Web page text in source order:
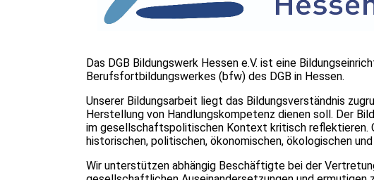
Das DGB Bildungswerk Hessen e.V. ist eine
Berufsfortbildungswerkes (bfw) des DGB in Hessen.
Unserer Bildungsarbeit liegt das Bildungsverständnis
Herstellung von Handlungskompetenz dienen soll. Der
im gesellschaftspolitischen Kontext kritisch reflektieren.
historischen, politischen, ökonomischen, ökologischen
Wir unterstützen abhängig Beschäftigte bei der